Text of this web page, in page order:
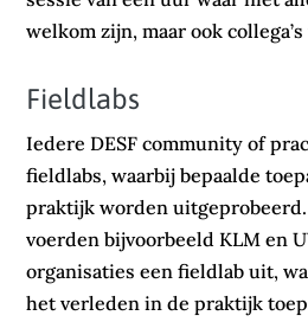
welkom zijn, maar ook
Fieldlabs
Iedere DESF community of
fieldlabs, waarbij bepaalde
praktijk worden uitgeprobeerd.
voerden bijvoorbeeld KLM en
organisaties een fieldlab uit,
het verleden in de praktijk